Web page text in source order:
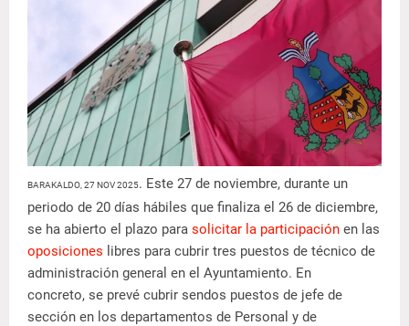
BARAKALDO, 27 NOV 2025. Este 27 de noviembre, durante un
periodo de 20 días hábiles que finaliza el 26 de diciembre,
se ha abierto el plazo para solicitar la participación en las
oposiciones libres para cubrir tres puestos de técnico de
administración general en el Ayuntamiento. En
concreto, se prevé cubrir sendos puestos de jefe de
sección en los departamentos de Personal y de